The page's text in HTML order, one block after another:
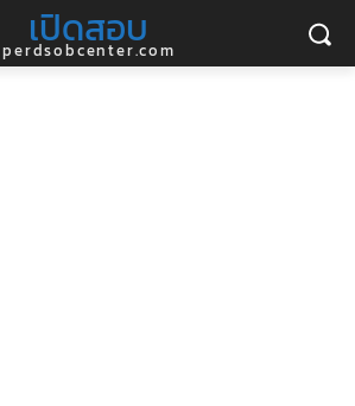
เปิดสอบ
perdsobcenter.com